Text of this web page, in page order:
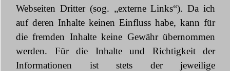
Webseiten Dritter (sog. „externe Links“). Da ich
auf deren Inhalte keinen Einfluss habe, kann für
die fremden Inhalte keine Gewähr übernommen
werden. Für die Inhalte und Richtigkeit der
Informationen ist stets der jeweilige